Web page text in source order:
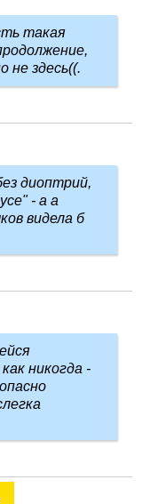
такая
не здесь((.
диоптрий,
- а а
видела б
никогда -